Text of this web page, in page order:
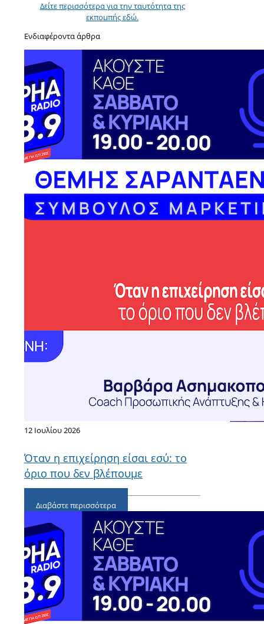
Δείτε περισσότερα για την ταυτότητα της
εκπομπής εδώ.
Ενδιαφέροντα άρθρα
12 Ιουλίου 2026
Όταν η επιχείρηση είσαι εσύ: το
όριο που δεν βλέπουμε
Διαβάστε περισσότερα